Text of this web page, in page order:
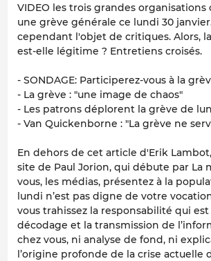
VIDEO les trois grandes organisations
une grève générale ce lundi 30
cependant l'objet de critiques. Alors,
est-elle légitime ? Entretiens croisés.
- SONDAGE: Participerez-vous à la
- La grève : "une image de chaos"
- Les patrons déplorent la grève de
- Van Quickenborne : "La grève ne
En dehors de cet article d'Erik
site de Paul Jorion, qui débute par La
vous, les médias, présentez à la
lundi n’est pas digne de votre
vous trahissez la responsabilité qui
décodage et la transmission de
chez vous, ni analyse de fond, ni
l’origine profonde de la crise actuelle